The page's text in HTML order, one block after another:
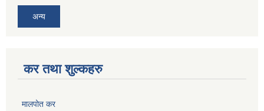
अन्य
कर तथा शुल्कहरु
मालपोत कर